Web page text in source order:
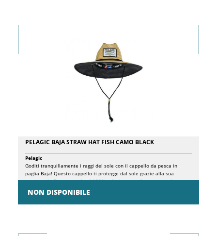
PELAGIC BAJA STRAW HAT FISH CAMO BLACK
NON DISPONIBILE
Pelagic
Goditi tranquillamente i raggi del sole con il cappello da pesca in
paglia Baja! Questo cappello ti protegge dal sole grazie alla sua
struttura in fibra naturale al 100%, stile bagnino, forma a tesa larga
con un marlin di gomma in PVC anteriore e toppa di tonno con fascia
elastica pelagica personalizzata all'interno del cappello, e la nostra
stampa esagonale blu sul bordo inferiore. Protezione solare completa.